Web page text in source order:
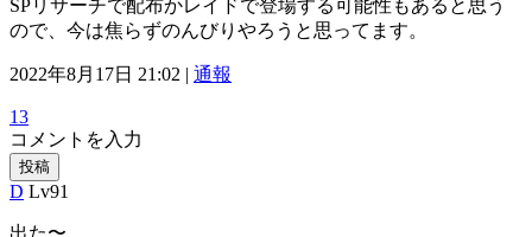
SPリサーチで配布かレイドで登場する可能性もあると思う
ので、今は焦らずのんびりやろうと思ってます。
2022年8月17日 21:02 | 通報
13
コメントを入力
投稿
D Lv91
出た〜